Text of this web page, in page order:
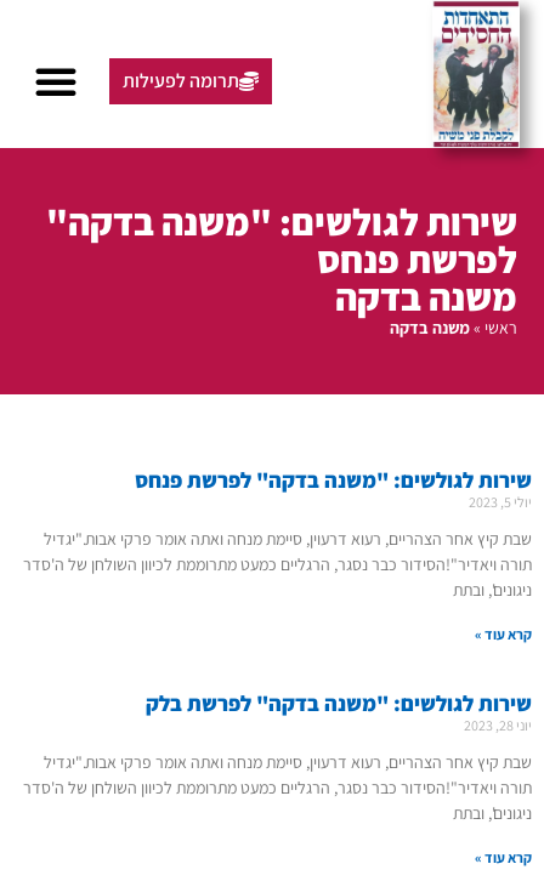
תרומה לפעילות
שירות לגולשים: "משנה בדקה"
לפרשת פנחס
משנה בדקה
ראשי »משנה בדקה
שירות לגולשים: "משנה בדקה" לפרשת פנחס
יולי 5, 2023
שבת קיץ אחר הצהריים, רעוא דרעוין, סיימת מנחה ואתה אומר פרקי אבות."יגדיל
תורה ויאדיר"!הסידור כבר נסגר, הרגליים כמעט מתרוממת לכיוון השולחן של ה'סדר
ניגונים', ובתת
קרא עוד »
שירות לגולשים: "משנה בדקה" לפרשת בלק
יוני 28, 2023
שבת קיץ אחר הצהריים, רעוא דרעוין, סיימת מנחה ואתה אומר פרקי אבות."יגדיל
תורה ויאדיר"!הסידור כבר נסגר, הרגליים כמעט מתרוממת לכיוון השולחן של ה'סדר
ניגונים', ובתת
קרא עוד »